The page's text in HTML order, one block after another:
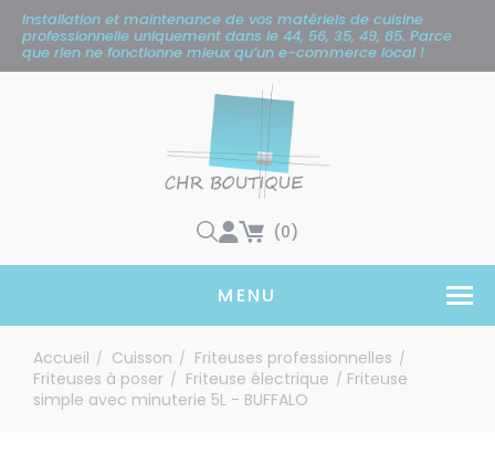
Installation et maintenance de vos matériels de cuisine
professionnelle uniquement dans le 44, 56, 35, 49, 85. Parce
que rien ne fonctionne mieux qu’un e-commerce local !
(0)
MENU
Accueil / Cuisson / Friteuses professionnelles /
Friteuses à poser / Friteuse électrique / Friteuse
simple avec minuterie 5L - BUFFALO
Panneau de gestion des cookies